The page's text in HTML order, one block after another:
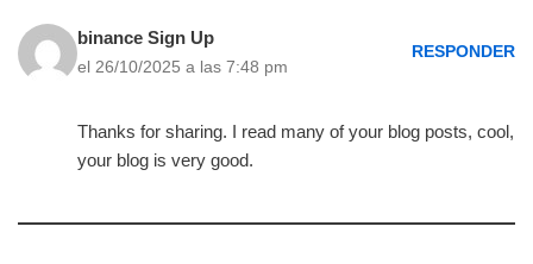
binance Sign Up
el 26/10/2025 a las 7:48 pm
RESPONDER
Thanks for sharing. I read many of your blog posts, cool,
your blog is very good.